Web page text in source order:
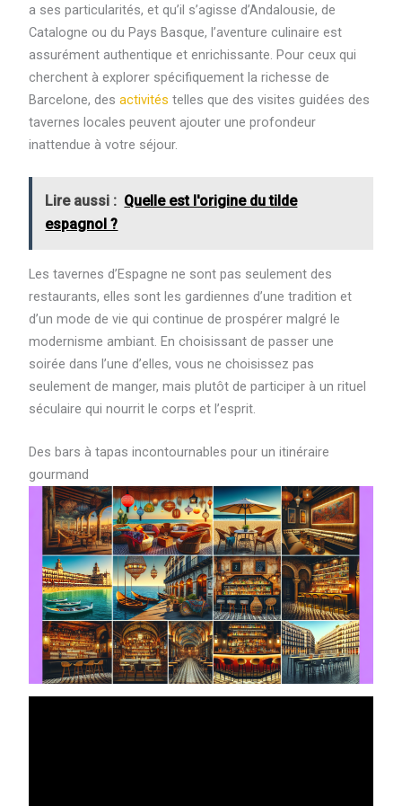
a ses particularités, et qu’il s’agisse d’Andalousie, de
Catalogne ou du Pays Basque, l’aventure culinaire est
assurément authentique et enrichissante. Pour ceux qui
cherchent à explorer spécifiquement la richesse de
Barcelone, des activités telles que des visites guidées des
tavernes locales peuvent ajouter une profondeur
inattendue à votre séjour.
Lire aussi : Quelle est l'origine du tilde
espagnol ?
Les tavernes d’Espagne ne sont pas seulement des
restaurants, elles sont les gardiennes d’une tradition et
d’un mode de vie qui continue de prospérer malgré le
modernisme ambiant. En choisissant de passer une
soirée dans l’une d’elles, vous ne choisissez pas
seulement de manger, mais plutôt de participer à un rituel
séculaire qui nourrit le corps et l’esprit.
Des bars à tapas incontournables pour un itinéraire
gourmand